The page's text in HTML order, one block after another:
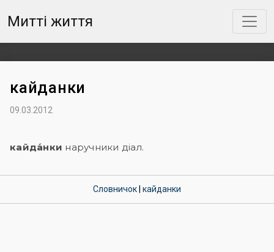
Митті життя
кайданки
09.03.2012
кайда́нки наручники діал.
Словничок кайданки